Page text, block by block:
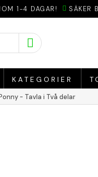
1-4 DAGAR! SÄKER
KATEGORIER
- Tavla i Två delar